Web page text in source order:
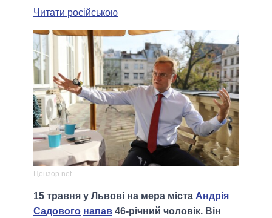
Читати російською
Цензор.net
15 травня у Львові на мера міста Андрія
Садового напав 46-річний чоловік. Він